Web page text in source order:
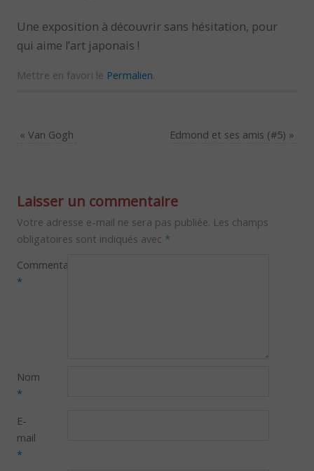
Une exposition à découvrir sans hésitation, pour
qui aime l’art japonais !
Mettre en favori le Permalien
« Van Gogh Edmond et ses amis (#5) »
Laisser un commentaire
Votre adresse e-mail ne sera pas publiée. Les champs
obligatoires sont indiqués avec *
Commentaire
*
Nom
*
E-
mail
*